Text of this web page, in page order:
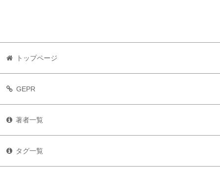
トップページ
GEPR
著者一覧
タグ一覧